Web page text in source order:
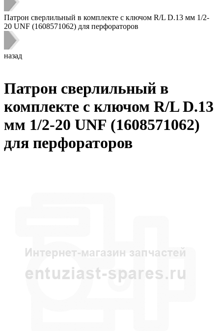
Патрон сверлильный в комплекте с ключом R/L D.13 мм 1/2-
20 UNF (1608571062) для перфораторов
назад
Патрон сверлильный в
комплекте с ключом R/L D.13
мм 1/2-20 UNF (1608571062)
для перфораторов